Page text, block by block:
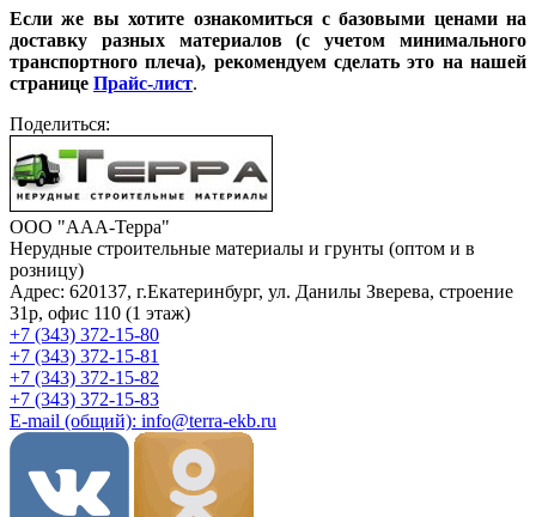
Если же вы хотите ознакомиться с базовыми ценами на
доставку разных материалов (с учетом минимального
транспортного плеча), рекомендуем сделать это на нашей
странице Прайс-лист.
Поделиться:
ООО "ААА-Терра"
Нерудные строительные материалы и грунты (оптом и в
розницу)
Адрес: 620137, г.Екатеринбург, ул. Данилы Зверева, строение
31р, офис 110 (1 этаж)
+7 (343) 372-15-80
+7 (343) 372-15-81
+7 (343) 372-15-82
+7 (343) 372-15-83
E-mail (общий): info@terra-ekb.ru